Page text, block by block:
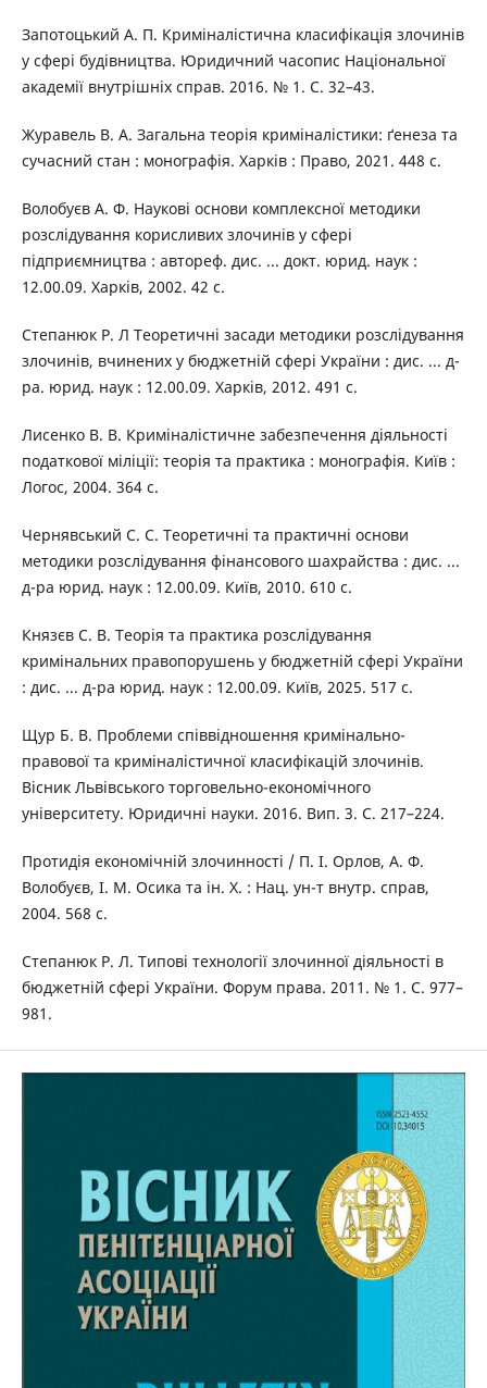
Запотоцький А. П. Криміналістична класифікація злочинів
у сфері будівництва. Юридичний часопис Національної
академії внутрішніх справ. 2016. № 1. С. 32–43.
Журавель В. А. Загальна теорія криміналістики: ґенеза та
сучасний стан : монографія. Харків : Право, 2021. 448 с.
Волобуєв А. Ф. Наукові основи комплексної методики
розслідування корисливих злочинів у сфері
підприємництва : автореф. дис. ... докт. юрид. наук :
12.00.09. Харків, 2002. 42 с.
Степанюк Р. Л Теоретичні засади методики розслідування
злочинів, вчинених у бюджетній сфері України : дис. ... д-
ра. юрид. наук : 12.00.09. Харків, 2012. 491 с.
Лисенко В. В. Криміналістичне забезпечення діяльності
податкової міліції: теорія та практика : монографія. Київ :
Логос, 2004. 364 с.
Чернявський С. С. Теоретичні та практичні основи
методики розслідування фінансового шахрайства : дис. ...
д-ра юрид. наук : 12.00.09. Київ, 2010. 610 с.
Князєв С. В. Теорія та практика розслідування
кримінальних правопорушень у бюджетній сфері України
: дис. ... д-ра юрид. наук : 12.00.09. Київ, 2025. 517 с.
Щур Б. В. Проблеми співвідношення кримінально-
правової та криміналістичної класифікацій злочинів.
Вісник Львівського торговельно-економічного
університету. Юридичні науки. 2016. Вип. 3. С. 217–224.
Протидія економічній злочинності / П. І. Орлов, А. Ф.
Волобуєв, І. М. Осика та ін. Х. : Нац. ун-т внутр. справ,
2004. 568 с.
Степанюк Р. Л. Типові технології злочинної діяльності в
бюджетній сфері України. Форум права. 2011. № 1. С. 977–
981.